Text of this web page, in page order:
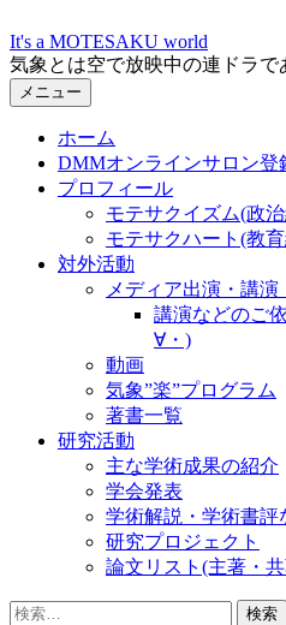
ン
テ
ン
It's a MOTESAKU world
気象とは空で放映中の連ドラで
メニュー
ホーム
DMMオンラインサロン登
プロフィール
モテサクイズム(政
モテサクハート(教
対外活動
メディア出演・講演
講演などのご
∀・)
動画
気象”楽”プログラム
著書一覧
研究活動
主な学術成果の紹介
学会発表
学術解説・学術書評
研究プロジェクト
論文リスト(主著・
検